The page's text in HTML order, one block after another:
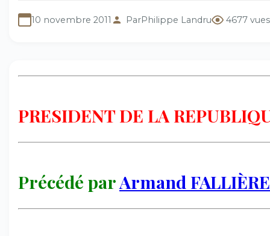
10 novembre 2011 ParPhilippe Landru 4677 vues
PRESIDENT DE LA
Précédé parArmand